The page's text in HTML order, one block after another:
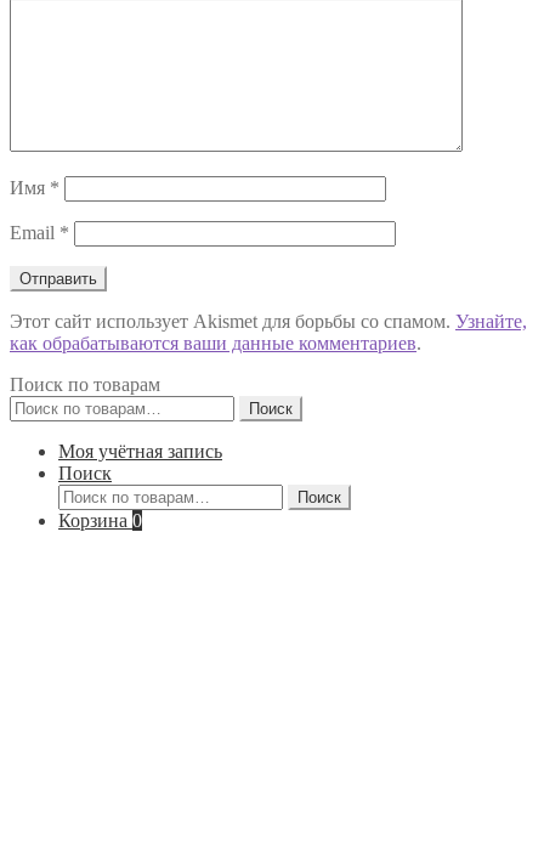
Имя *
Email *
Этот сайт использует Akismet для борьбы со спамом. Узнайте,
как обрабатываются ваши данные комментариев.
Поиск по товарам
Искать:
Поиск
Моя учётная запись
Поиск
Искать:
Поиск
Корзина 0